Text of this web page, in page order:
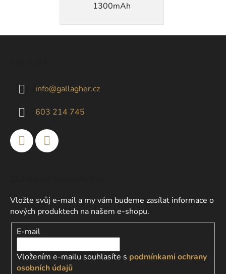
1300mAh
info@gallagher.cz
603 214 745
Vložte svůj e-mail a my vám budeme zasílat informace o
nových produktech na našem e-shopu.
E-mail
Vložením e-mailu souhlasíte s podmínkami ochrany
osobních údajů